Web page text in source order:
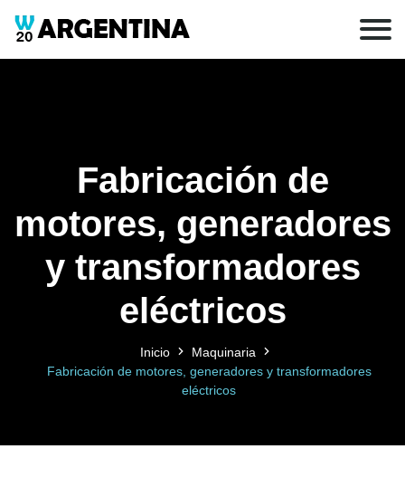
Fabricación de
motores, generadores
y transformadores
eléctricos
Inicio
Maquinaria
Fabricación de motores, generadores y transformadores
eléctricos